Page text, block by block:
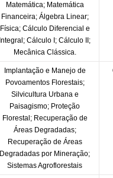
Matemática; Matemática
Financeira; Álgebra Linear;
Física; Cálculo Diferencial e
Integral; Cálculo I; Cálculo II;
Mecânica Clássica.
Implantação e Manejo de
Povoamentos Florestais;
Silvicultura Urbana e
Paisagismo; Proteção
Florestal; Recuperação de
Áreas Degradadas;
Recuperação de Áreas
Degradadas por Mineração;
Sistemas Agroflorestais